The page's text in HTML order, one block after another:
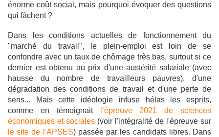
énorme coût social, mais pourquoi évoquer des questions
qui fâchent ?
Dans les conditions actuelles de fonctionnement du
"marché du travail", le plein-emploi est loin de se
confondre avec un taux de chômage très bas, surtout si ce
dernier est obtenu au prix d'une austérité salariale (avec
hausse du nombre de travailleurs pauvres), d'une
dégradation des conditions de travail et d'une perte de
sens... Mais cette idéologie infuse hélas les esprits,
comme en témoignait
l’épreuve 2021 de sciences
économiques et sociales (voir l'intégralité de l'épreuve sur
le site de l'APSES) passée par les candidats libres. Dans